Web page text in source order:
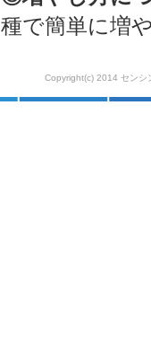
種で簡単に増
Copyright(c) 2014 センシ